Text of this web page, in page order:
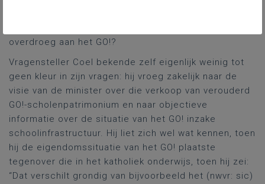
overdroeg aan het GO!?
Vragensteller Coel bekende zelf eigenlijk weinig tot
geen kleur in zijn vragen: hij vroeg zakelijk naar de
visie van de minister over die verkoop van verouderd
GO!-scholenpatrimonium en naar objectieve
informatie over de situatie van het GO! inzake
schoolinfrastructuur. Hij liet zich wel wat kennen, toen
hij de eigendomssituatie van het GO! plaatste
tegenover die in het katholiek onderwijs, toen hij zei:
“Dat verschilt grondig van bijvoorbeeld het (nwvr: sic)